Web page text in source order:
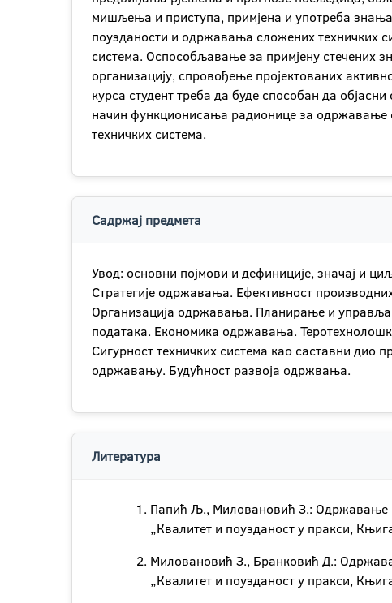
мишљења и приступа, примјена и употреба
поузданости и одржавања сложених техничких
система. Оспособљавање за примјену стечених
организацију, спровођење пројектованих
курса студент треба да буде способан да
начин функционисања радионице за одржавање
техничких система.
Садржај предмета
Увод: основни појмови и дефиниције, значај и
Стратегије одржавања. Ефективност
Организација одржавања. Планирање и
података. Економика одржавања.
Сигурност техничких система као саставни дио
одржавању. Будућност развоја одржвања.
Литература
Папић Љ., Миловановић З.: Одржавање
„Квалитет и поузданост у пракси,
Миловановић З., Бранковић Д.:
„Квалитет и поузданост у пракси,